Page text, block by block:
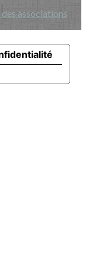
associations